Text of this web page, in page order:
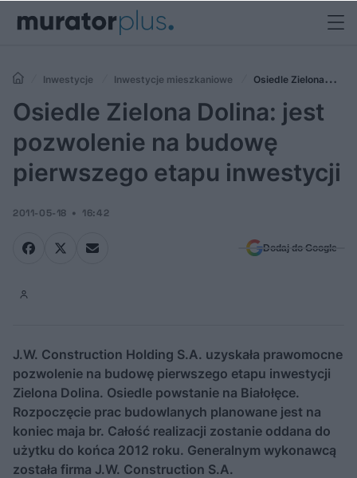
Inwestycje Inwestycje mieszkaniowe
Osiedle Zielona
Dolina: jest pozwolenie na budowę pierwszego etapu inwestycji
Osiedle Zielona Dolina: jest
pozwolenie na budowę
pierwszego etapu inwestycji
2011-05-18 16:42
Dodaj do Google
J.W. Construction Holding S.A. uzyskała prawomocne
pozwolenie na budowę pierwszego etapu inwestycji
Zielona Dolina. Osiedle powstanie na Białołęce.
Rozpoczęcie prac budowlanych planowane jest na
koniec maja br. Całość realizacji zostanie oddana do
użytku do końca 2012 roku. Generalnym wykonawcą
została firma J.W. Construction S.A.